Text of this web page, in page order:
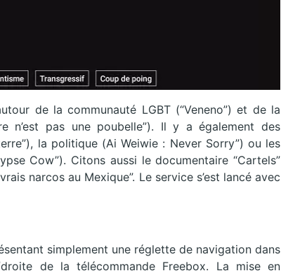
de la communauté LGBT (“Veneno”) et de la
n’est pas une poubelle”). Il y a également des
la politique (Ai Weiwie : Never Sorry”) ou les
Cow”). Citons aussi le documentaire “Cartels”
narcos au Mexique”. Le service s’est lancé avec
simplement une réglette de navigation dans
de la télécommande Freebox. La mise en